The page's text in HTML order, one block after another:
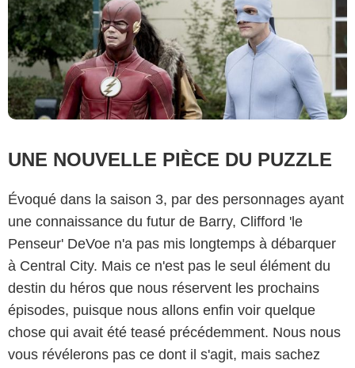
UNE NOUVELLE PIÈCE DU PUZZLE
Évoqué dans la saison 3, par des personnages ayant
une connaissance du futur de Barry, Clifford 'le
Penseur' DeVoe n'a pas mis longtemps à débarquer
à Central City. Mais ce n'est pas le seul élément du
destin du héros que nous réservent les prochains
épisodes, puisque nous allons enfin voir quelque
chose qui avait été teasé précédemment. Nous nous
vous révélerons pas ce dont il s'agit, mais sachez